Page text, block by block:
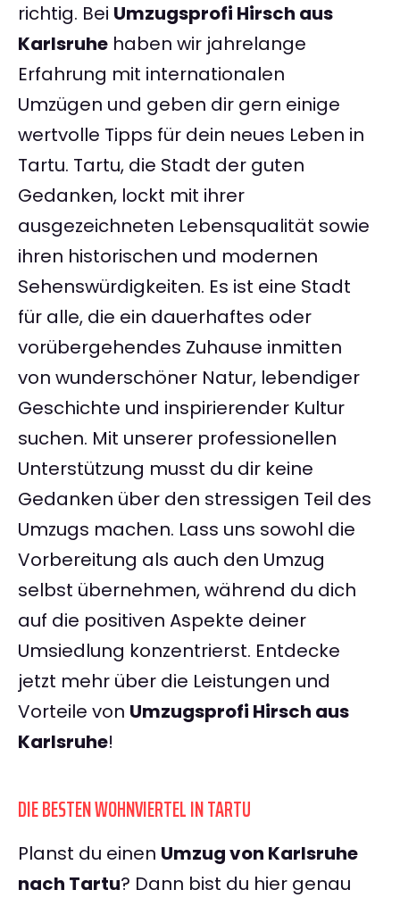
richtig. Bei Umzugsprofi Hirsch aus
Karlsruhe haben wir jahrelange
Erfahrung mit internationalen
Umzügen und geben dir gern einige
wertvolle Tipps für dein neues Leben in
Tartu. Tartu, die Stadt der guten
Gedanken, lockt mit ihrer
ausgezeichneten Lebensqualität sowie
ihren historischen und modernen
Sehenswürdigkeiten. Es ist eine Stadt
für alle, die ein dauerhaftes oder
vorübergehendes Zuhause inmitten
von wunderschöner Natur, lebendiger
Geschichte und inspirierender Kultur
suchen. Mit unserer professionellen
Unterstützung musst du dir keine
Gedanken über den stressigen Teil des
Umzugs machen. Lass uns sowohl die
Vorbereitung als auch den Umzug
selbst übernehmen, während du dich
auf die positiven Aspekte deiner
Umsiedlung konzentrierst. Entdecke
jetzt mehr über die Leistungen und
Vorteile von Umzugsprofi Hirsch aus
Karlsruhe!
DIE BESTEN WOHNVIERTEL IN TARTU
Planst du einen Umzug von Karlsruhe
nach Tartu? Dann bist du hier genau